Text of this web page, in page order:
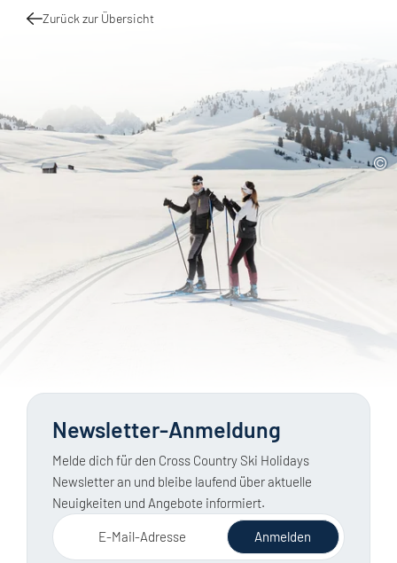
Zurück zur Übersicht
Newsletter-Anmeldung
Melde dich für den Cross Country Ski Holidays
Newsletter an und bleibe laufend über aktuelle
Neuigkeiten und Angebote informiert.
E-Mail-Adresse Anmelden